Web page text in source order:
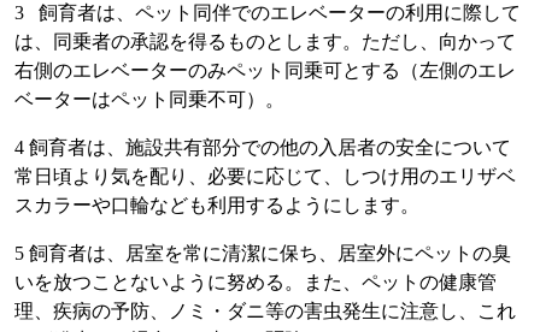
3 飼育者は、ペット同伴でのエレベーターの利用に際して
は、同乗者の承認を得るものとします。ただし、向かって
右側のエレベーターのみペット同乗可とする（左側のエレ
ベーターはペット同乗不可）。
4 飼育者は、施設共有部分での他の入居者の安全について
常日頃より気を配り、必要に応じて、しつけ用のエリザベ
スカラーや口輪なども利用するようにします。
5 飼育者は、居室を常に清潔に保ち、居室外にペットの臭
いを放つことないように努める。また、ペットの健康管
理、疾病の予防、ノミ・ダニ等の害虫発生に注意し、これ